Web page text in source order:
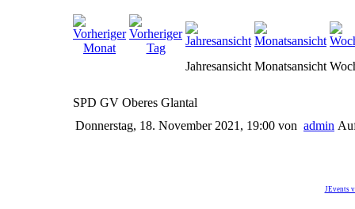
Jahresansicht Monatsansicht
SPD GV Oberes Glantal
Donnerstag, 18. November 2021, 19:00 von admin
JEvents